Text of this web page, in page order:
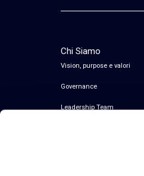
Chi Siamo
Vision, purpose e valori
Governance
Leadership Team